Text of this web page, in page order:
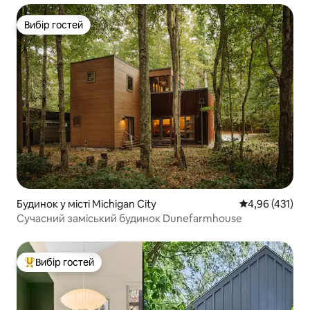
Вибір гостей
Вибір гостей
Будинок у місті Michigan City Середня
4,96 (431)
Сучасний заміський будинок Dunefarmhouse
Топ вибір гостей
Вибір гостей